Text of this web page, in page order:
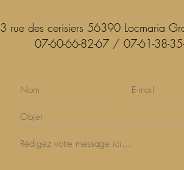
3 rue des cerisiers 56390 Locmaria
07-60-66-82-67 / 07-61-38-